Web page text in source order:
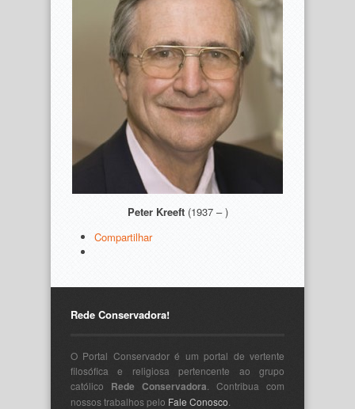
Peter Kreeft(1937 – )
Compartilhar
Rede Conservadora!
O Portal Conservador é um portal de vertente
filosófica e religiosa pertencente ao grupo
católico Rede Conservadora . Contribua com
nossos trabalhos pelo Fale Conosco